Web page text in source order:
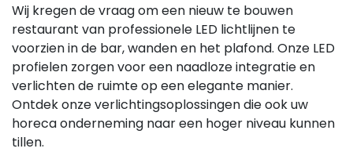
Wij kregen de vraag om een nieuw te bouwen
restaurant van professionele LED lichtlijnen te
voorzien in de bar, wanden en het plafond. Onze LED
profielen zorgen voor een naadloze integratie en
verlichten de ruimte op een elegante manier.
Ontdek onze verlichtingsoplossingen die ook uw
horeca onderneming naar een hoger niveau kunnen
tillen.